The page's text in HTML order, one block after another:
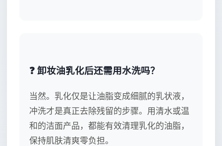
❓ 卸妆油乳化后还需用水洗吗？
当然。乳化仅是让油脂变成细腻的乳状液，
冲洗才是真正去除残留的步骤。用清水或温
和的洁面产品，都能有效清理乳化的油脂，
保持肌肤清爽零负担。